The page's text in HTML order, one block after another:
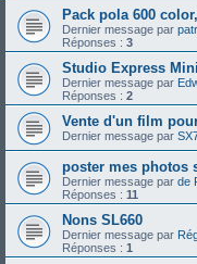
Pack pola 600
Dernier message par
Réponses : 3
Studio Express
Dernier message par
Réponses : 2
Vente d'un film
Dernier message par
poster mes photos
Dernier message par de
Réponses : 11
Nons SL660
Dernier message par
Réponses : 1